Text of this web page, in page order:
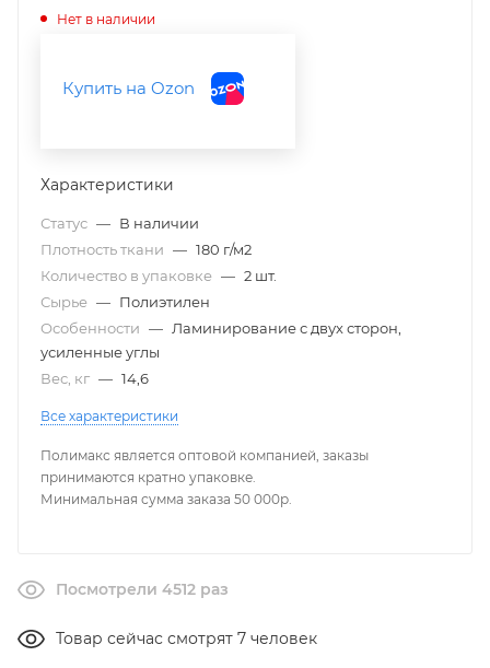
Нет в наличии
Купить на Ozon
Характеристики
Статус — В наличии
Плотность ткани — 180 г/м2
Количество в упаковке — 2 шт.
Сырье — Полиэтилен
Особенности — Ламинирование с двух сторон,
усиленные углы
Вес, кг — 14,6
Все характеристики
Полимакс является оптовой компанией, заказы
принимаются кратно упаковке.
Минимальная сумма заказа 50 000р.
Посмотрели 4512 раз
Товар сейчас смотрят 7 человек